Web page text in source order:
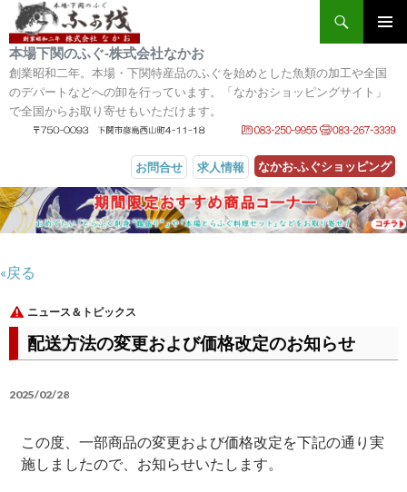
検索
本場下関のふぐ‐株式会社なかお
創業昭和二年。本場・下関特産品のふぐを始めとした魚類の加工や全国
のデパートなどへの卸を行っています。「なかおショッピングサイト」
で全国からお取り寄せもいただけます。
お問合せ 求人情報 なかお‐ふぐショッピング
ニュー
コンテンツへスキップ
«戻る
ニュース＆トピックス
配送方法の変更および価格改定のお知らせ
2025/02/28
この度、一部商品の変更および価格改定を下記の通り実
施しましたので、お知らせいたします。